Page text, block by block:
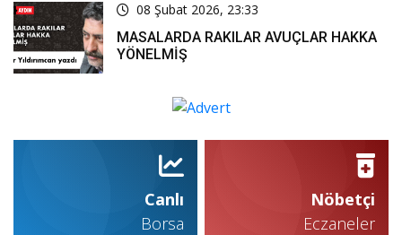
08 Şubat 2026, 23:33
MASALARDA RAKILAR AVUÇLAR HAKKA
YÖNELMİŞ
Canlı
Borsa
Nöbetçi
Eczaneler